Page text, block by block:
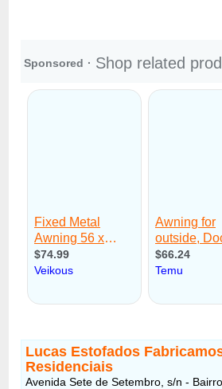
Lucas Estofados
Residenciais
Avenida Sete de Setembro, s/n -